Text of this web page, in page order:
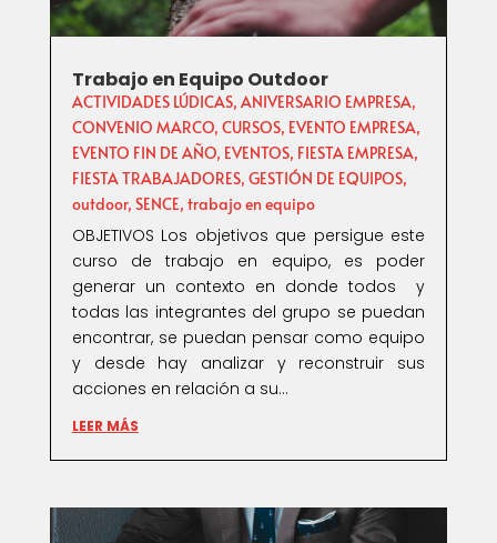
Trabajo en Equipo Outdoor
ACTIVIDADES LÚDICAS, ANIVERSARIO EMPRESA,
CONVENIO MARCO, CURSOS, EVENTO EMPRESA,
EVENTO FIN DE AÑO, EVENTOS, FIESTA EMPRESA,
FIESTA TRABAJADORES, GESTIÓN DE EQUIPOS,
outdoor, SENCE, trabajo en equipo
OBJETIVOS Los objetivos que persigue este
curso de trabajo en equipo, es poder
generar un contexto en donde todos y
todas las integrantes del grupo se puedan
encontrar, se puedan pensar como equipo
y desde hay analizar y reconstruir sus
acciones en relación a su...
LEER MÁS